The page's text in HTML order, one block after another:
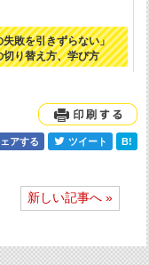
失敗を引きずらない」
切り替え方、学び方
アする ツイート B!
新しい記事へ »